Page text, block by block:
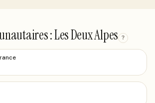
: Les Deux Alpes ?